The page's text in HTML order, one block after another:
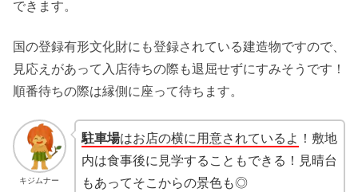
できます。
国の登録有形文化財にも登録されている建造物ですので、
見応えがあって入店待ちの際も退屈せずにすみそうです！
順番待ちの際は縁側に座って待ちます。
キジムナー
駐車場はお店の横に用意されているよ ！敷地
内は食事後に見学することもできる！見晴台
もあってそこからの景色も◎